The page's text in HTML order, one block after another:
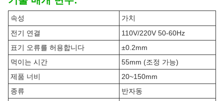
속성
가치
전기 연결
110V/220V 50-60Hz
표기 오류를 허용합니다
±0.2mm
먹이는 시간
55mm (조정 가능)
제품 너비
20~150mm
종류
반자동